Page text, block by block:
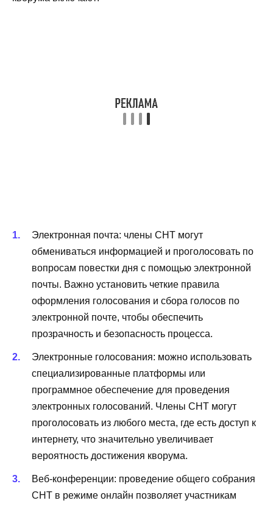
Электронная почта: члены СНТ могут
обмениваться информацией и проголосовать по
вопросам повестки дня с помощью электронной
почты. Важно установить четкие правила
оформления голосования и сбора голосов по
электронной почте, чтобы обеспечить
прозрачность и безопасность процесса.
Электронные голосования: можно использовать
специализированные платформы или
программное обеспечение для проведения
электронных голосований. Члены СНТ могут
проголосовать из любого места, где есть доступ к
интернету, что значительно увеличивает
вероятность достижения кворума.
Веб-конференции: проведение общего собрания
СНТ в режиме онлайн позволяет участникам